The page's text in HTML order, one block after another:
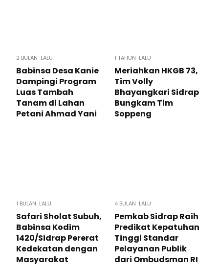
2 BULAN LALU
Babinsa Desa Kanie
Dampingi Program
Luas Tambah
Tanam di Lahan
Petani Ahmad Yani
1 TAHUN LALU
Meriahkan HKGB 73,
Tim Volly
Bhayangkari Sidrap
Bungkam Tim
Soppeng
1 BULAN LALU
Safari Sholat Subuh,
Babinsa Kodim
1420/Sidrap Pererat
Kedekatan dengan
Masyarakat
4 BULAN LALU
Pemkab Sidrap Raih
Predikat Kepatuhan
Tinggi Standar
Pelayanan Publik
dari Ombudsman RI